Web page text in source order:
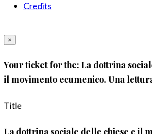
Credits
×
Your ticket for the: La dottrina
il movimento ecumenico. Una
Title
La dottrina sociale delle chiese e il